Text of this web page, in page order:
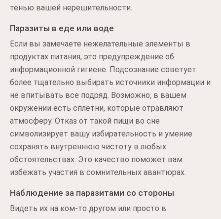
тенью вашей нерешительности.
Паразиты в еде или воде
Если вы замечаете нежелательные элементы в
продуктах питания, это предупреждение об
информационной гигиене. Подсознание советует
более тщательно выбирать источники информации и
не впитывать все подряд. Возможно, в вашем
окружении есть сплетни, которые отравляют
атмосферу. Отказ от такой пищи во сне
символизирует вашу избирательность и умение
сохранять внутреннюю чистоту в любых
обстоятельствах. Это качество поможет вам
избежать участия в сомнительных авантюрах.
Наблюдение за паразитами со стороны
Видеть их на ком-то другом или просто в